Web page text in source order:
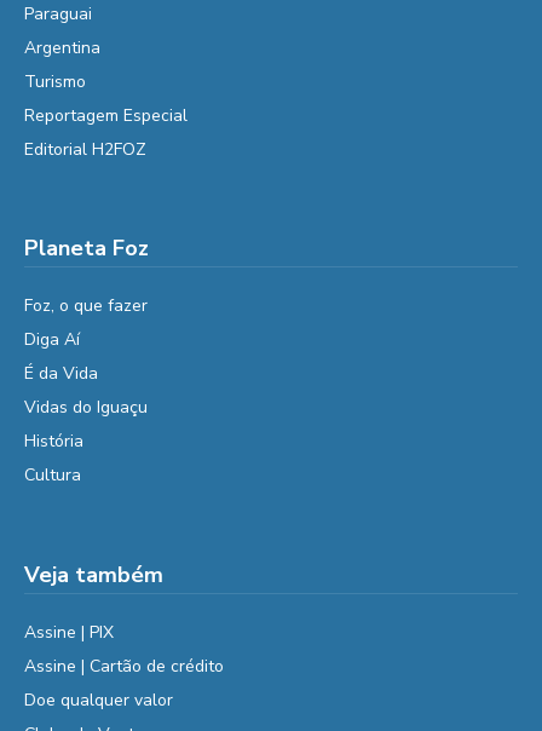
Paraguai
Argentina
Turismo
Reportagem Especial
Editorial H2FOZ
Planeta Foz
Foz, o que fazer
Diga Aí
É da Vida
Vidas do Iguaçu
História
Cultura
Veja também
Assine | PIX
Assine | Cartão de crédito
Doe qualquer valor